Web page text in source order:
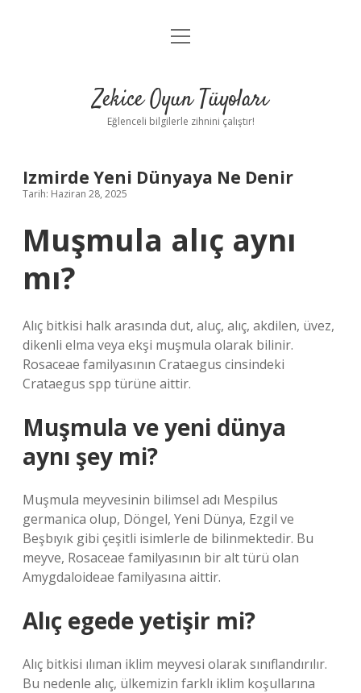
Anasayfa
Yasal Uyarı
menüyü
Zekice Oyun Tüyoları
Eğlenceli bilgilerle zihnini çalıştır!
Izmirde Yeni Dünyaya Ne Denir
Tarih: Haziran 28, 2025
Muşmula alıç aynı
mı?
Alıç bitkisi halk arasında dut, aluç, alıç, akdilen, üvez,
dikenli elma veya ekşi muşmula olarak bilinir.
Rosaceae familyasının Crataegus cinsindeki
Crataegus spp türüne aittir.
Muşmula ve yeni dünya
aynı şey mi?
Muşmula meyvesinin bilimsel adı Mespilus
germanica olup, Döngel, Yeni Dünya, Ezgil ve
Beşbıyık gibi çeşitli isimlerle de bilinmektedir. Bu
meyve, Rosaceae familyasının bir alt türü olan
Amygdaloideae familyasına aittir.
Alıç egede yetişir mi?
Alıç bitkisi ılıman iklim meyvesi olarak sınıflandırılır.
Bu nedenle alıç, ülkemizin farklı iklim koşullarına